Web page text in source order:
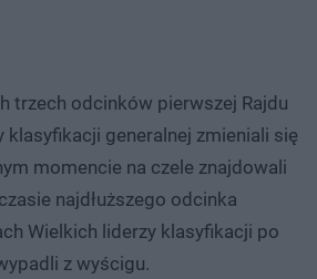
trzech odcinków pierwszej Rajdu
klasyfikacji generalnej zmieniali się
momencie na czele znajdowali
najdłuższego odcinka
Wielkich liderzy klasyfikacji po
z wyścigu.